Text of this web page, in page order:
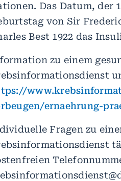
Das Datum, der
von Sir
Best 1922 das
zu einem
ernaehrung-
Fragen zu